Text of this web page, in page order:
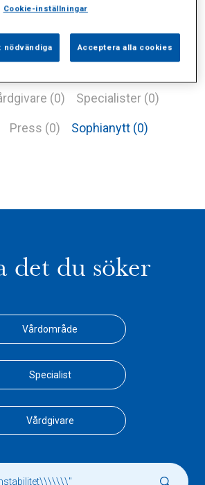
(0) Specialister (0)
Press (0) Sophianytt (0)
det du söker
Vårdområde
Specialist
Vårdgivare
Cookie-inställningar
nödvändiga Acceptera alla cookies